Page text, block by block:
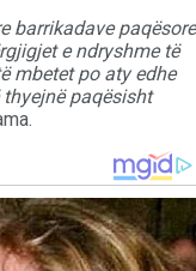
barrikadave paqësore
e ndryshme të
mbetet po aty edhe
paqësisht